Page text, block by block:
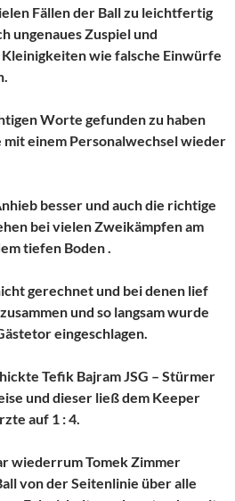
Fällen der Ball zu leichtfertig
ungenaues Zuspiel und
wie falsche Einwürfe
Worte gefunden zu haben
einem Personalwechsel wieder
besser und auch die richtige
bei vielen Zweikämpfen am
tiefen Boden .
gerechnet und bei denen lief
und so langsam wurde
eingeschlagen.
Tefik Bajram JSG – Stürmer
und dieser ließ dem Keeper
auf 1 : 4.
wiederrum Tomek Zimmer
von der Seitenlinie über alle